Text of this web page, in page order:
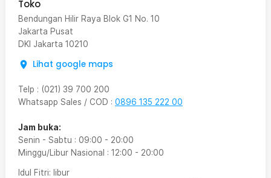
Toko
Bendungan Hilir Raya Blok G1 No. 10
Jakarta Pusat
DKI Jakarta 10210
Lihat google maps
Telp : (021) 39 700 200
Whatsapp Sales / COD : 0896 135 222 00
Jam buka:
Senin - Sabtu : 09:00 - 20:00
Minggu/Libur Nasional : 12:00 - 20:00
Idul Fitri: libur